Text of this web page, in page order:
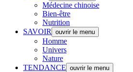
Médecine chinoise
Bien-être
Nutrition
SAVOIR
ouvrir le menu
Homme
Univers
Nature
TENDANCE ouvrir le menu